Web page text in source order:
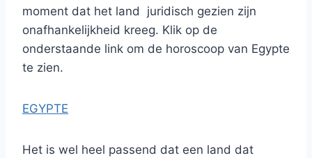
moment dat het land juridisch gezien zijn
onafhankelijkheid kreeg. Klik op de
onderstaande link om de horoscoop van Egypte
te zien.
EGYPTE
Het is wel heel passend dat een land dat